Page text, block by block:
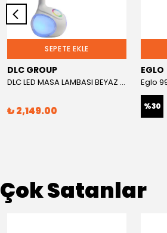
SEPETE EKLE
DLC GROUP
DLC LED MASA LAMBASI BEYAZ RGB FONKSİYONLU
₺ 2,149.00
EGLO
%30
Çok Satanlar